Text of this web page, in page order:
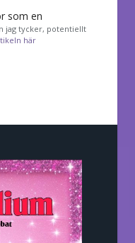
som en
jag tycker, potentiellt
här